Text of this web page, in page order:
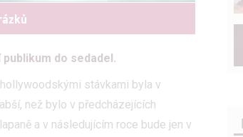
do sedadel.
stávkami byla v
než bylo v předcházejících
a v následujícím roce bude jen v